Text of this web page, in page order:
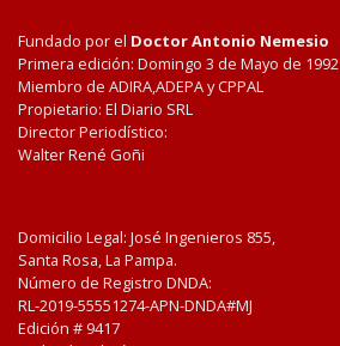
Fundado por el Doctor Antonio Nemesio
Primera edición: Domingo 3 de Mayo de 1992
Miembro de ADIRA,ADEPA y CPPAL
Propietario: El Diario SRL
Director Periodístico:
Walter René Goñi
Domicilio Legal: José Ingenieros 855,
Santa Rosa, La Pampa.
Número de Registro DNDA:
RL-2019-55551274-APN-DNDA#MJ
Edición # 9417